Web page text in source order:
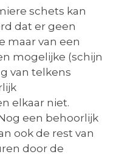
schets kan
dat er geen
maar van een
mogelijke (schijn
van telkens
elkaar niet.
een behoorlijk
ook de rest van
door de